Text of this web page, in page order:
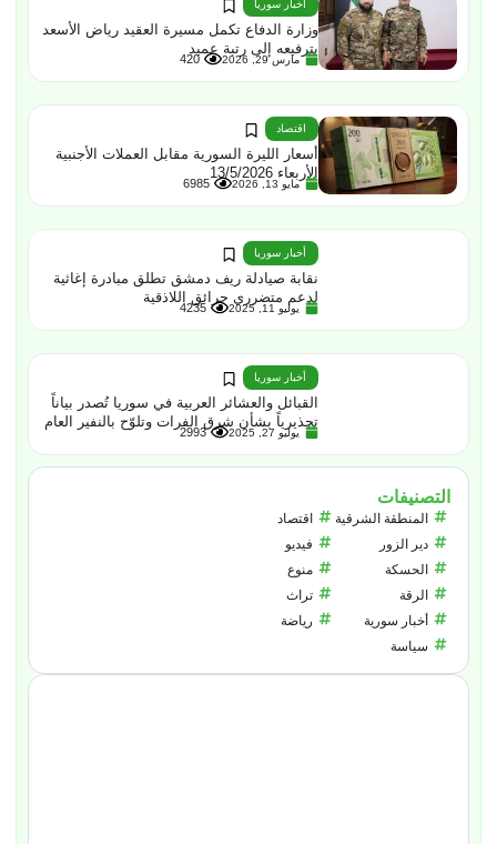
أخبار سوريا
وزارة الدفاع تكمل مسيرة العقيد رياض الأسعد
بترفيعه إلى رتبة عميد
مارس 29, 2026 420
اقتصاد
أسعار الليرة السورية مقابل العملات الأجنبية
الأربعاء 13/5/2026
مايو 13, 2026 6985
أخبار سوريا
نقابة صيادلة ريف دمشق تطلق مبادرة إغاثية
لدعم متضرري حرائق اللاذقية
يوليو 11, 2025 4235
أخبار سوريا
القبائل والعشائر العربية في سوريا تُصدر بياناً
تحذيرياً بشأن شرق الفرات وتلوّح بالنفير العام
يوليو 27, 2025 2993
التصنيفات
المنطقة الشرقية
دير الزور
الحسكة
الرقة
أخبار سورية
سياسة
اقتصاد
فيديو
منوع
تراث
رياضة